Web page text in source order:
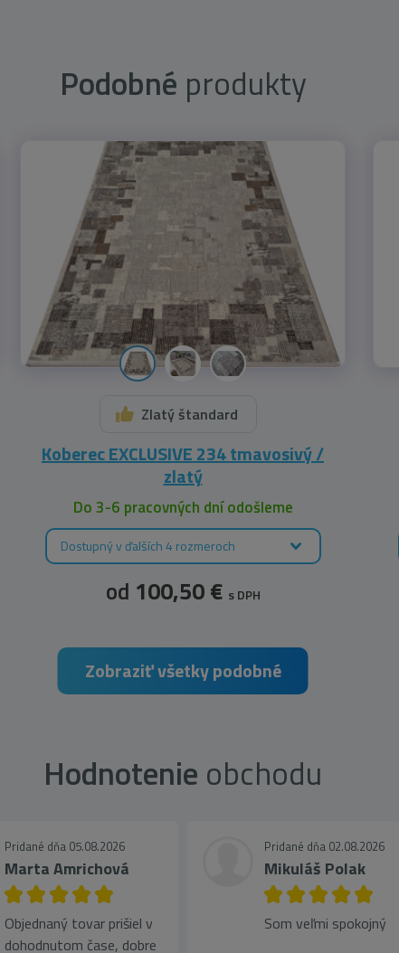
Podobné produkty
Zlatý štandard
Koberec EXCLUSIVE 234 tmavosivý /
zlatý
Do 3-6 pracovných dní odošleme
Dostupný v ďalších 4 rozmeroch
od 100,50 € s DPH
Zobraziť všetky podobné
Hodnotenie obchodu
Pridané dňa 05.08.2026
Marta Amrichová
Objednaný tovar prišiel v
dohodnutom čase, dobre
Pridané dňa 02.08.2026
Mikuláš Polak
Som veľmi spokojný